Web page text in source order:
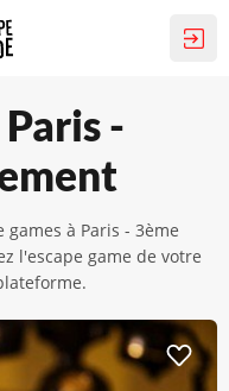
-
games à Paris - 3ème
l'escape game de votre